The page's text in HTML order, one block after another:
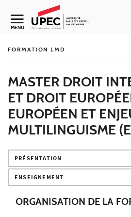
Aller au contenu
Navigation secondaire
MENU
FORMATION LMD
MASTER DROIT
ET DROIT
EUROPÉEN ET
MULTILINGUISME
PRÉSENTATION
ENSEIGNEMENT
ORGANISATION DE LA